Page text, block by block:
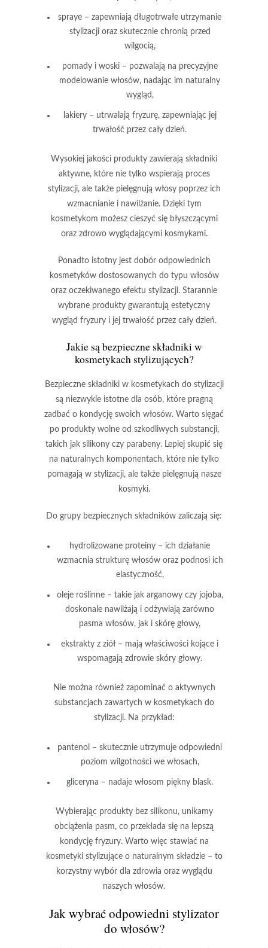
spraye – zapewniają długotrwałe utrzymanie
stylizacji oraz skutecznie chronią przed
wilgocią,
pomady i woski– pozwalają na precyzyjne
modelowanie włosów, nadając im naturalny
wygląd,
lakiery– utrwalają fryzurę, zapewniając jej
trwałość przez cały dzień.
Wysokiej jakości produkty zawierają składniki
aktywne, które nie tylko wspierają proces
stylizacji, ale także pielęgnują włosy poprzez ich
wzmacnianie i nawilżanie. Dzięki tym
kosmetykom możesz cieszyć się błyszczącymi
oraz zdrowo wyglądającymi kosmykami.
Ponadto istotny jest dobór odpowiednich
kosmetykówdostosowanych do typu włosów
oraz oczekiwanego efektu stylizacji. Starannie
wybrane produkty gwarantują estetyczny
wygląd fryzuryi jej trwałość przez cały dzień.
Jakie są bezpieczne składniki w
kosmetykachstylizujących?
Bezpieczne składnikiw kosmetykach do stylizacji
są niezwykle istotne dla osób, które pragną
zadbać o kondycję swoich włosów. Warto sięgać
po produkty wolne od szkodliwych substancji,
takich jak silikony czy parabeny. Lepiej skupić się
na naturalnych komponentach, które nie tylko
pomagają w stylizacji, ale także pielęgnują nasze
kosmyki.
Do grupy bezpiecznych składników zaliczają się:
hydrolizowane proteiny – ich działanie
wzmacnia strukturę włosów oraz podnosi ich
elastyczność,
oleje roślinne– takie jak arganowy czy jojoba,
doskonale nawilżają i odżywiają zarówno
pasma włosów, jak i skórę głowy,
ekstrakty z ziół – mają właściwości kojące i
wspomagają zdrowie skóry głowy.
Nie można również zapominać o aktywnych
substancjach zawartych w kosmetykach do
stylizacji. Na przykład:
pantenol – skutecznie utrzymuje odpowiedni
poziom wilgotności we włosach,
gliceryna – nadaje włosom piękny blask.
Wybierając produkty bez silikonu, unikamy
obciążenia pasm, co przekłada się na lepszą
kondycję fryzury. Warto więc stawiać na
kosmetyki stylizujące o naturalnym składzie– to
korzystny wybór dla zdrowia oraz wyglądu
naszych włosów.
Jak wybrać odpowiedni stylizator
do włosów?